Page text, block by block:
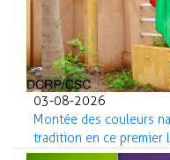
03-08-2026
Montée des couleurs
tradition en ce premier